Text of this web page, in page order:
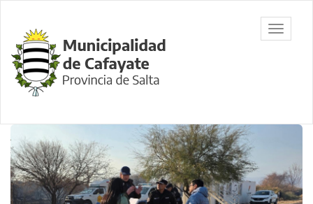
contenido
principal
Municipalidad
de Cafayate,
Salta
barra
Contenido
principal